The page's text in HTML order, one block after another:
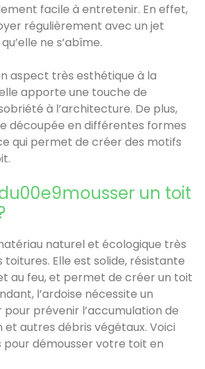
facile à entretenir. En effet,
régulièrement avec un jet
ne s’abîme.
aspect très esthétique à la
apporte une touche de
à l’architecture. De plus,
découpée en différentes formes
qui permet de créer des motifs
un toit
naturel et écologique très
Elle est solide, résistante
au feu, et permet de créer un toit
l’ardoise nécessite un
prévenir l’accumulation de
et autres débris végétaux. Voici
pour démousser votre toit en